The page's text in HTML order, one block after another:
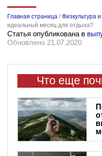
Главная страница /Физкультура
идеальный месяц для отдыха?
Статья опубликована в
Обновлено 21.07.2020
Что еще